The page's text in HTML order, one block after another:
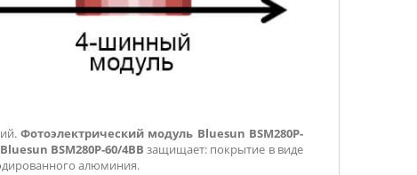
Фотоэлектрический модуль Bluesun BSM280P-
BSM280P-60/4BB защищает: покрытие в виде
алюминия.